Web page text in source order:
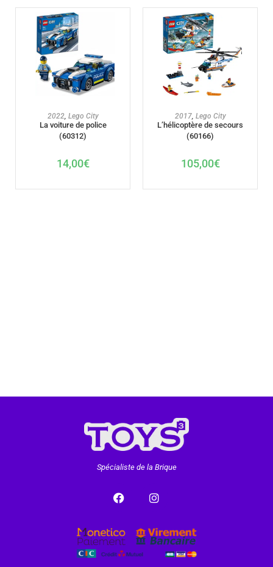
AJOUTER AU PANIER
2022, Lego City
La voiture de police
(60312)
14,00€
AJOUTER AU PANIER
2017, Lego City
L’hélicoptère de secours
(60166)
105,00€
Spécialiste de la Brique